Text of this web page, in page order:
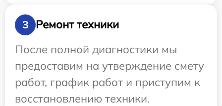
3
Ремонт техники
После полной диагностики мы
предоставим на утверждение смету
работ, график работ и приступим к
восстановлению техники.